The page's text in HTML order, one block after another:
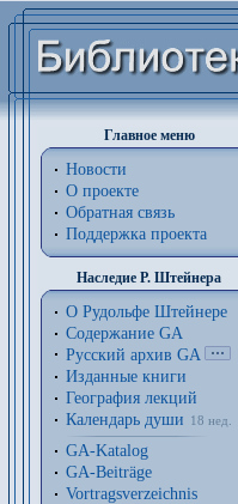
Главное меню
Новости
О проекте
Обратная связь
Поддержка проекта
Наследие Р. Штейнера
О Рудольфе Штейнере
Содержание GA
Русский архив GA
Изданные книги
География лекций
Календарь души
18 нед.
GA-Katalog
GA-Beiträge
Vortragsverzeichnis